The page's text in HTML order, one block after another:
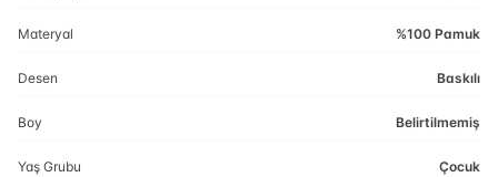
Materyal %100 Pamuk
Desen Baskılı
Boy Belirtilmemiş
Yaş Grubu Çocuk